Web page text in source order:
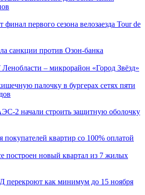
первого сезона велозаезда Tour de
санкции против Озон-банка
– микрорайон «Город Звёзд»
палочку в бургерах сетях пяти
2 начали строить защитную оболочку
квартир со 100% оплатой
построен новый квартал из 7 жилых
перекроют как минимум до 15 ноября